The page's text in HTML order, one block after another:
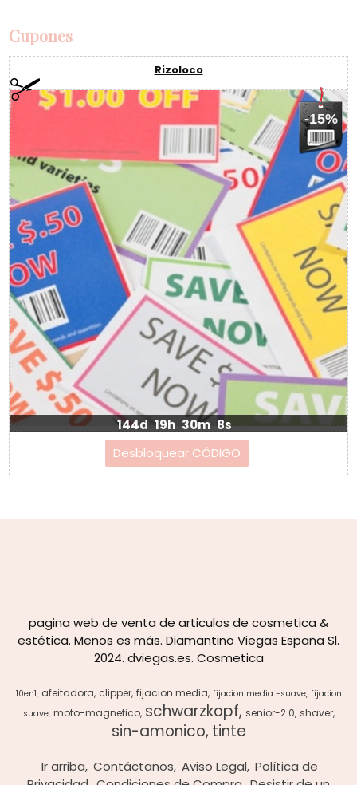
Cupones
Rizoloco
-15%
144d 19h 30m 7s
pagina web de venta de articulos de cosmetica &
estética. Menos es más. Diamantino Viegas España Sl.
2024. dviegas.es. Cosmetica
10en1 afeitadora clipper fijacion media fijacion media -suave fijacion
suave moto-magnetico schwarzkopf senior-2.0 shaver
sin-amonico tinte
Ir arriba Contáctanos Aviso Legal Política de